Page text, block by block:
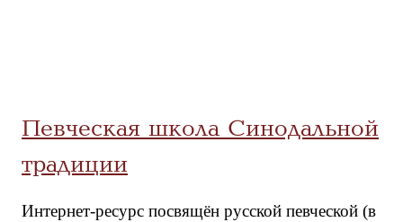
Певческая школа Синодальной
традиции
Интернет-ресурс посвящён русской певческой (в